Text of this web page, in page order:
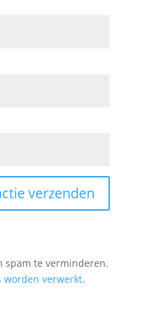
spam te verminderen.
worden verwerkt.